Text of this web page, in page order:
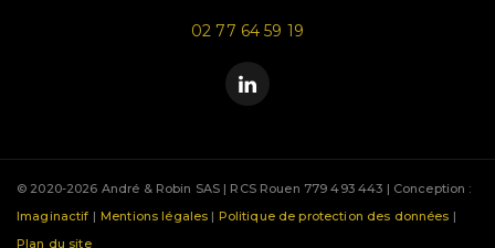
02 77 64 59 19
© 2020-2026 André & Robin SAS | RCS Rouen 779 493 443 | Conception :
Imaginactif | Mentions légales | Politique de protection des données |
Plan du site